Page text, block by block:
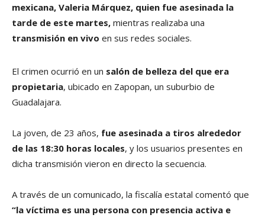
mexicana, Valeria Márquez, quien fue asesinada la
tarde de este martes, mientras realizaba una
transmisión en vivo en sus redes sociales.
El crimen ocurrió en un salón de belleza del que era
propietaria, ubicado en Zapopan, un suburbio de
Guadalajara.
La joven, de 23 años, fue asesinada a tiros alrededor
de las 18:30 horas locales, y los usuarios presentes en
dicha transmisión vieron en directo la secuencia.
A través de un comunicado, la fiscalía estatal comentó que
“la víctima es una persona con presencia activa e